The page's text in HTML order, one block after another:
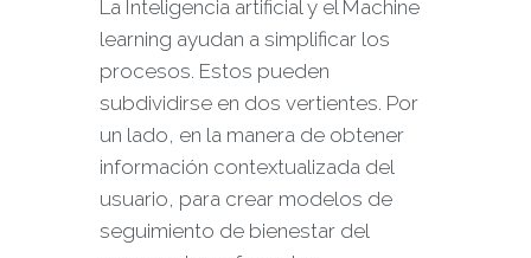
La Inteligencia artificial y el Machine
learning ayudan a simplificar los
procesos. Estos pueden
subdividirse en dos vertientes. Por
un lado, en la manera de obtener
información contextualizada del
usuario, para crear modelos de
seguimiento de bienestar del